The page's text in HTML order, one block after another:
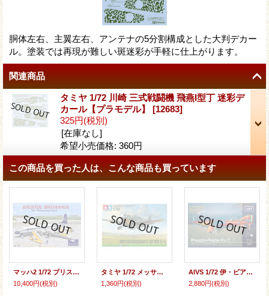
胴体左右、主翼左右、アンテナの5分割構成とした大判デカー
ル。塗装では再現が難しい斑迷彩が手軽に仕上がります。
関連商品
タミヤ 1/72 川崎 三式戦闘機 飛燕I型丁 迷彩デ
カール【プラモデル】 [12683]
325円(税別)
[在庫なし]
希望小売価格: 360円
この商品を買った人は、こんな商品も買っています
マッハ2 1/72 ブリストル ブリタニア 「B.O.A.C.」 【プラモデル】
10,400円(税別)
タミヤ 1/72 メッサーシュミット Bf109 G-6【プラモデル】
1,360円(税別)
AIVS 1/72 伊・ピアッジョ・ペーニャP.C.7シュナイダーレーサー機【プラモデル】
2,880円(税別)